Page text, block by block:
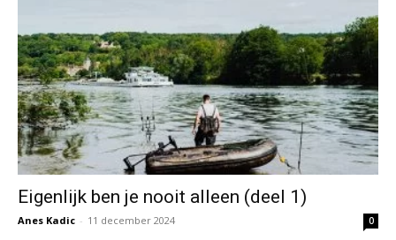
Eigenlijk ben je nooit alleen (deel 1)
Anes Kadic - 11 december 2024 0